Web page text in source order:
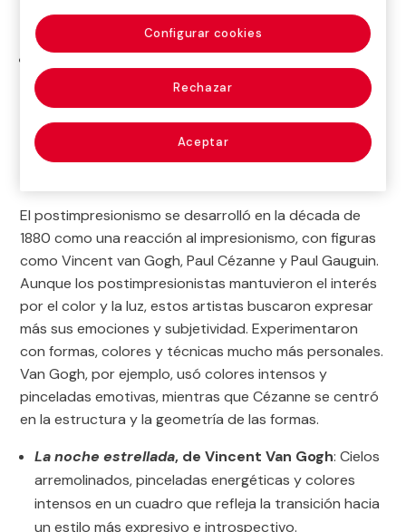
inesperados, Degas capturó el esfuerzo de las
bailarinas con un detallado uso de la luz.
Le Moulin de la Galette, de Pierre-Auguste
Renoir
: Representa una escena de la vida moderna
en un baile. Renoir plasma la luz que se filtra entre los
árboles y propone un juego de luces y reflejos que
refleja la alegría y el disfrute de las reuniones
El postimpresionismo se desarrolló en la década de
1880 como una reacción al impresionismo, con figuras
como Vincent van Gogh, Paul Cézanne y Paul Gauguin.
Aunque los postimpresionistas mantuvieron el interés
por el color y la luz, estos artistas buscaron expresar
más sus emociones y subjetividad. Experimentaron
con formas, colores y técnicas mucho más personales.
Van Gogh, por ejemplo, usó colores intensos y
pinceladas emotivas, mientras que Cézanne se centró
en la estructura y la geometría de las formas.
La noche estrellada, de Vincent Van Gogh: Cielos
arremolinados, pinceladas energéticas y colores
intensos en un cuadro que refleja la transición hacia
un estilo más expresivo e introspectivo.
Rechazar
Aceptar
Configurar cookies